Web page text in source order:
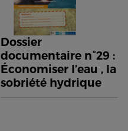
Dossier
documentaire n°29 :
Économiser l’eau , la
sobriété hydrique